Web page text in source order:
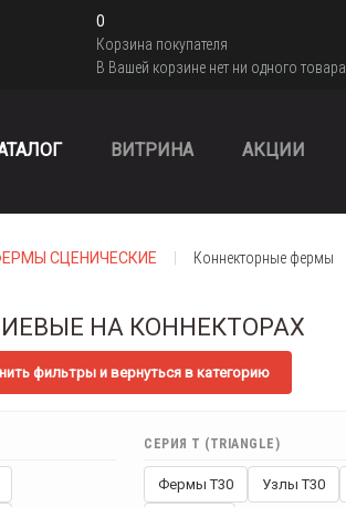
0
Корзина покупателя
В Вашей корзине нет ни одного товара.
ВИТРИНА АКЦИИ
СЦЕНИЧЕСКИЕ Коннекторные фермы
НА КОННЕКТОРАХ
фильтры и вернуться в категорию
СЕРИЯ T (TRIANGLE)
Фермы T30 Узлы T30